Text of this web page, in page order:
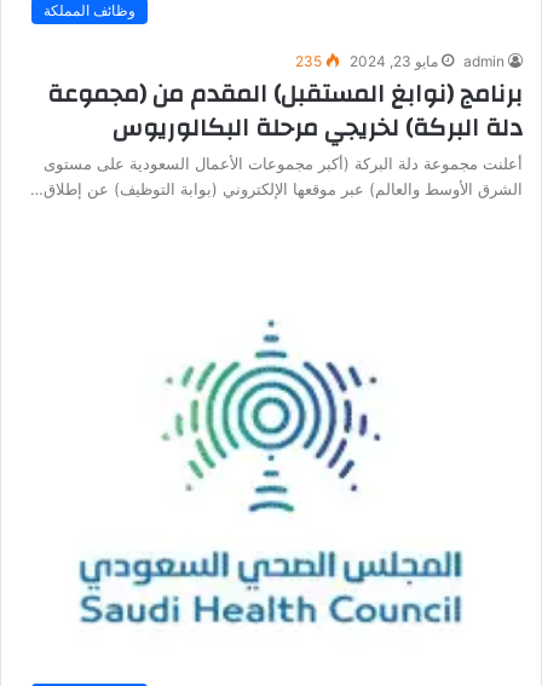
وظائف المملكة
admin مايو 23, 2024 235
برنامج (نوابغ المستقبل) المقدم من (مجموعة
دلة البركة) لخريجي مرحلة البكالوريوس
أعلنت مجموعة دلة البركة (أكبر مجموعات الأعمال السعودية على مستوى
الشرق الأوسط والعالم) عبر موقعها الإلكتروني (بوابة التوظيف) عن إطلاق…